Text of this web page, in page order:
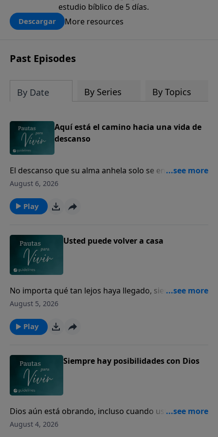
estudio bíblico de 5 días.
Descargar More resources
Past Episodes
By Date By Series By Topics
Aquí está el camino hacia una vida de
descanso
El descanso que su alma anhela solo se encuentra en
Dios.
August 6, 2026
Play
Usted puede volver a casa
No importa qué tan lejos haya llegado, siempre
puede volver a casa con Dios.
August 5, 2026
Play
Siempre hay posibilidades con Dios
Dios aún está obrando, incluso cuando usted no
puede ver el final.
August 4, 2026